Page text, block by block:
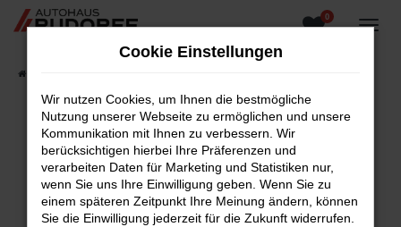
Zum
0
Fehler: Network Error
Beim Laden ist ein Fehler aufgetreten.
Hier sind ein paar Tipps, die dir helfen können:
Cookie Einstellungen
Wir nutzen Cookies, um Ihnen die bestmögliche
Nutzung unserer Webseite zu ermöglichen und unsere
Kommunikation mit Ihnen zu verbessern. Wir
berücksichtigen hierbei Ihre Präferenzen und
verarbeiten Daten für Marketing und Statistiken nur,
wenn Sie uns Ihre Einwilligung geben. Wenn Sie zu
einem späteren Zeitpunkt Ihre Meinung ändern, können
Sie die Einwilligung jederzeit für die Zukunft widerrufen.